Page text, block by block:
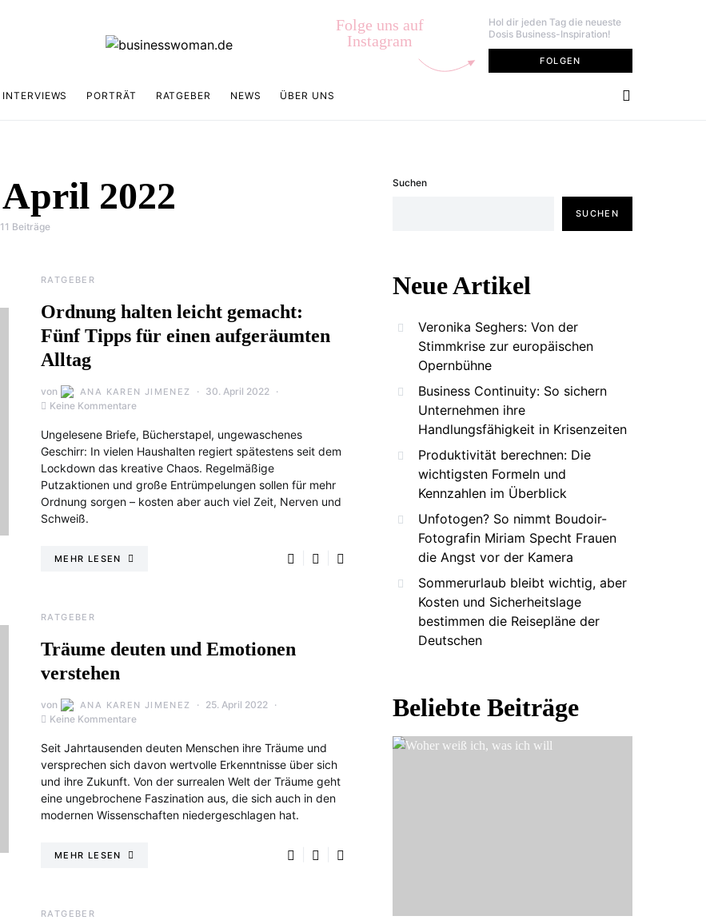
Folge uns auf
Instagram
Hol dir jeden Tag die neueste
Dosis Business-Inspiration!
FOLGEN
INTERVIEWS PORTRÄT RATGEBER NEWS ÜBER UNS
April 2022
11 Beiträge
RATGEBER
Ordnung halten leicht gemacht:
Fünf Tipps für einen aufgeräumten
Alltag
von ANA KAREN JIMENEZ
30. April 2022
Keine Kommentare
Ungelesene Briefe, Bücherstapel, ungewaschenes
Geschirr: In vielen Haushalten regiert spätestens seit dem
Lockdown das kreative Chaos. Regelmäßige
Putzaktionen und große Entrümpelungen sollen für mehr
Ordnung sorgen – kosten aber auch viel Zeit, Nerven und
Schweiß.
MEHR LESEN
RATGEBER
Träume deuten und Emotionen
verstehen
von ANA KAREN JIMENEZ
25. April 2022
Keine Kommentare
Seit Jahrtausenden deuten Menschen ihre Träume und
versprechen sich davon wertvolle Erkenntnisse über sich
und ihre Zukunft. Von der surrealen Welt der Träume geht
eine ungebrochene Faszination aus, die sich auch in den
modernen Wissenschaften niedergeschlagen hat.
MEHR LESEN
RATGEBER
Suchen
SUCHEN
Neue Artikel
Veronika Seghers: Von der
Stimmkrise zur europäischen
Opernbühne
Business Continuity: So sichern
Unternehmen ihre
Handlungsfähigkeit in Krisenzeiten
Produktivität berechnen: Die
wichtigsten Formeln und
Kennzahlen im Überblick
Unfotogen? So nimmt Boudoir-
Fotografin Miriam Specht Frauen
die Angst vor der Kamera
Sommerurlaub bleibt wichtig, aber
Kosten und Sicherheitslage
bestimmen die Reisepläne der
Deutschen
Beliebte Beiträge